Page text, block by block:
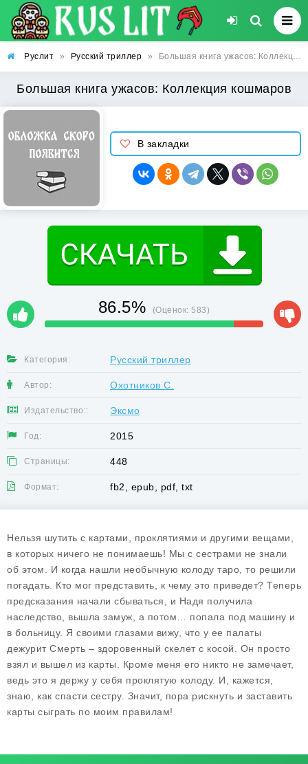
Руслит » Русский триллер » Большая книга ужасов: Коллекция кошмаров
Большая книга ужасов: Коллекция кошмаров
В закладки
86.5% (Оценок:583)
Категория: Русский триллер
Автор: Охотников С.
Издательство:: Эксмо
Год: 2015
Страницы: 448
Формат: fb2, epub, pdf, txt
Нельзя шутить с картами, проклятиями и другими вещами,
в которых ничего не понимаешь! Мы с сестрами не знали
об этом. И когда нашли необычную колоду таро, то решили
погадать. Кто мог представить, к чему это приведет? Теперь
предсказания начали сбываться, и Надя получила
наследство, вышла замуж, а потом… попала под машину и
в больницу. Я своими глазами вижу, что у ее палаты
дежурит Смерть – здоровенный скелет с косой. Он просто
взял и вышел из карты. Кроме меня его никто не замечает,
ведь это я держу у себя проклятую колоду. И, кажется,
знаю, как спасти сестру. Значит, пора рискнуть и заставить
карты сыграть по моим правилам!